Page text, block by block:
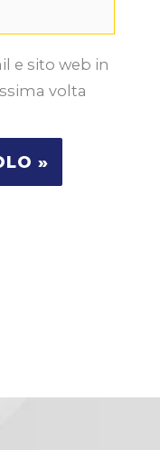
e sito web in
volta